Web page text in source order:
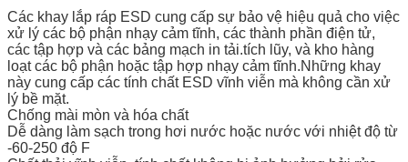
Các khay lắp ráp ESD cung cấp sự bảo vệ hiệu quả cho việc
xử lý các bộ phận nhạy cảm tĩnh, các thành phần điện tử,
các tập hợp và các bảng mạch in tải.tích lũy, và kho hàng
loạt các bộ phận hoặc tập hợp nhạy cảm tĩnh.Những khay
này cung cấp các tính chất ESD vĩnh viễn mà không cần xử
lý bề mặt.
Chống mài mòn và hóa chất
Dễ dàng làm sạch trong hơi nước hoặc nước với nhiệt độ từ
-60-250 độ F